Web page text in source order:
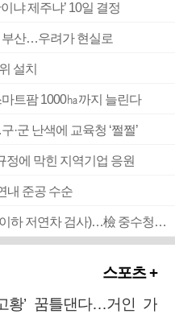
냐 제주냐’ 10일 결정
부산…우려가 현실로
설치
트팜 1000㏊까지 늘린다
군 난색에 교육청 ‘쩔쩔’
에 막힌 지역기업 응원
내 준공 수순
■ 검사 신분 버리고 직급하향(10년 이하 저연차 검사)…檢 중수청행 기피
스포츠 +
황’ 꿈틀댄다…거인 가